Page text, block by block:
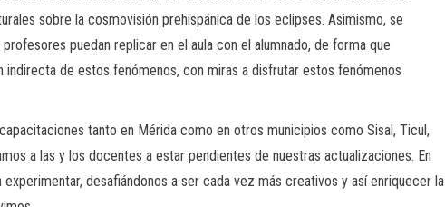
sobre la cosmovisión prehispánica de los eclipses. Asimismo, se
puedan replicar en el aula con el alumnado, de forma que
indirecta de estos fenómenos, con miras a disfrutar estos fenómenos
tanto en Mérida como en otros municipios como Sisal, Ticul,
a las y los docentes a estar pendientes de nuestras actualizaciones. En
desafiándonos a ser cada vez más creativos y así enriquecer la